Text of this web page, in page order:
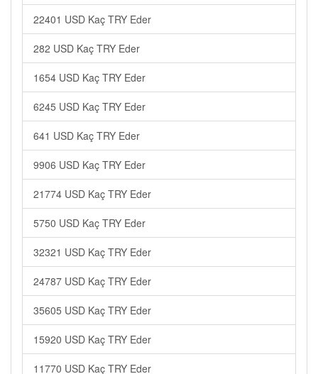
22401 USD Kaç TRY Eder
282 USD Kaç TRY Eder
1654 USD Kaç TRY Eder
6245 USD Kaç TRY Eder
641 USD Kaç TRY Eder
9906 USD Kaç TRY Eder
21774 USD Kaç TRY Eder
5750 USD Kaç TRY Eder
32321 USD Kaç TRY Eder
24787 USD Kaç TRY Eder
35605 USD Kaç TRY Eder
15920 USD Kaç TRY Eder
11770 USD Kaç TRY Eder